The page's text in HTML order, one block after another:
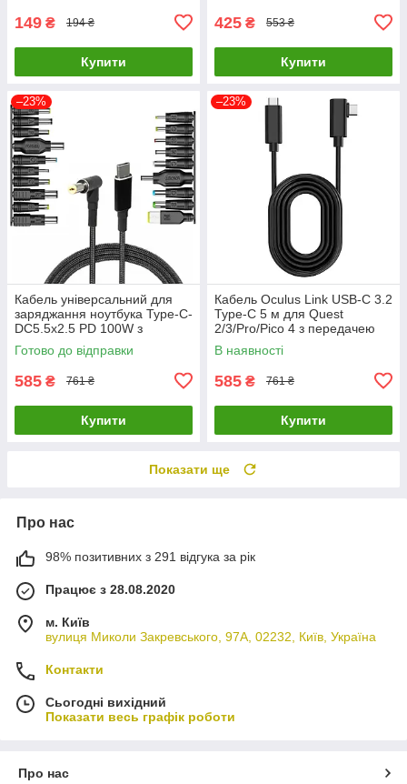
149 ₴ 194 ₴
Купити
425 ₴ 553 ₴
Купити
–23%
Кабель універсальний для
заряджання ноутбука Type-C-
DC5.5x2.5 PD 100W з
перехідниками 19шт ( код:
PD100W )
Готово до відправки
585 ₴ 761 ₴
Купити
–23%
Кабель Oculus Link USB-C 3.2
Type-C 5 м для Quest
2/3/Pro/Pico 4 з передачею
даних Чорний ( код: CC-
5mGB )
В наявності
585 ₴ 761 ₴
Купити
Показати ще
Про нас
98% позитивних з 291 відгука за рік
Працює з 28.08.2020
м. Київ
вулиця Миколи Закревського, 97А, 02232, Київ, Україна
Контакти
Сьогодні вихідний
Показати весь графік роботи
Про нас